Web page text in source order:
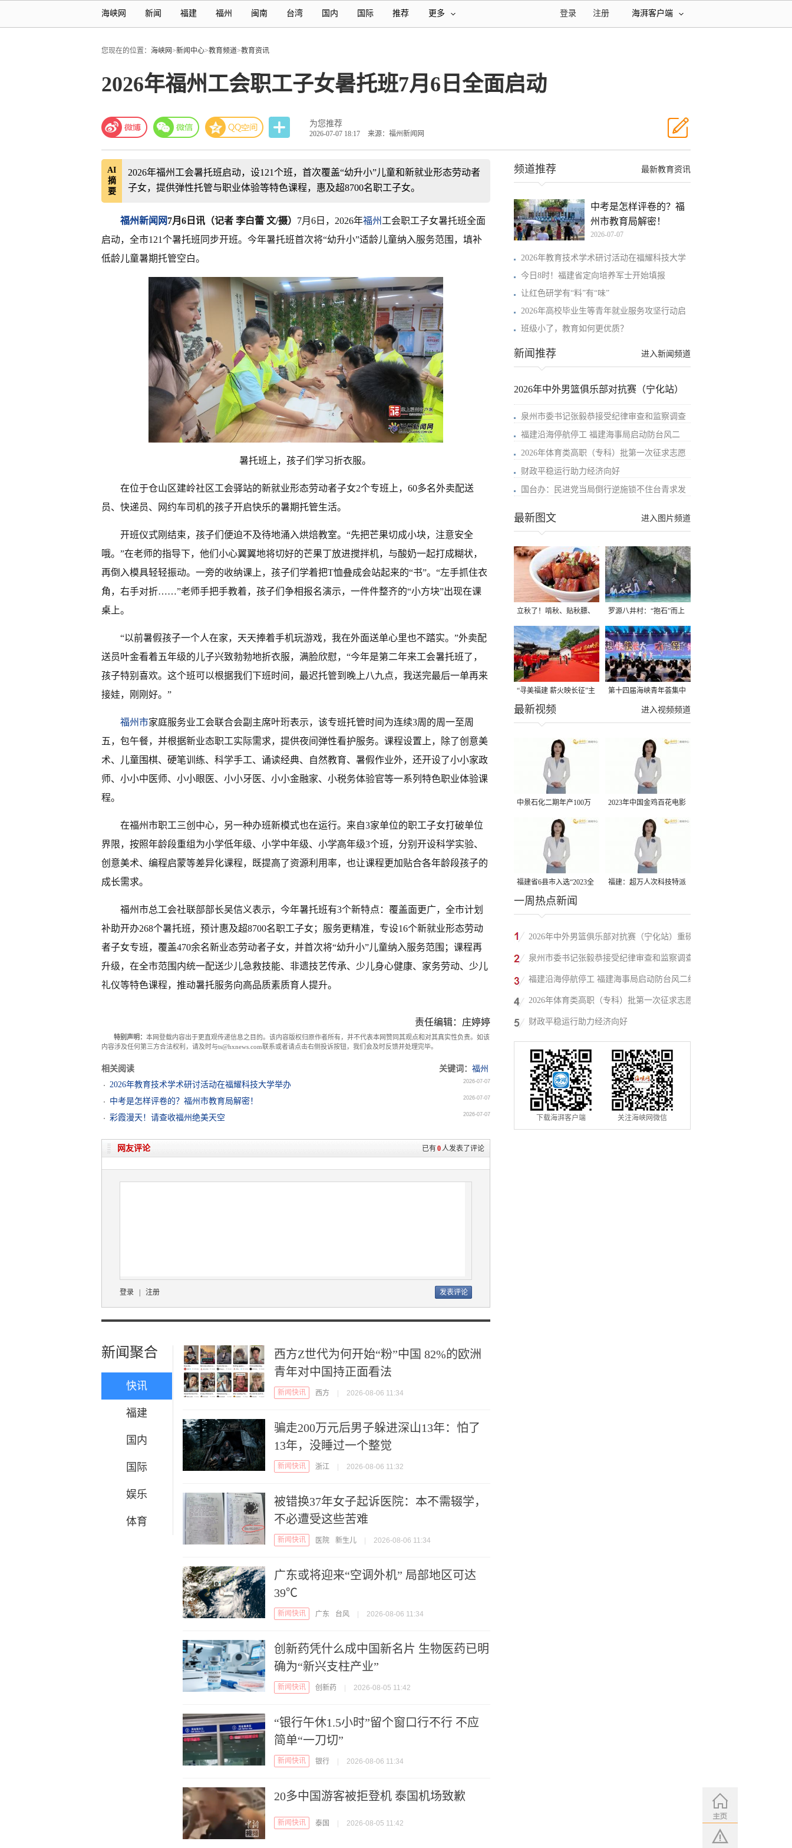
海峡网 新闻 福建 福州 闽南 台湾 国内 国际 推荐 更多 海湃客户端
注册
登录
您现在的位置： 海峡网>新闻中心>教育频道>教育资讯
2026年福州工会职工子女暑托班7月6日全面启动
为您推荐
2026-07-07 18:17 来源：福州新闻网
AI
摘
要
2026年福州工会暑托班启动，设121个班，首次覆盖“幼升小”儿童和新就业形态劳动者
子女，提供弹性托管与职业体验等特色课程，惠及超8700名职工子女。
福州新闻网7月6日讯（记者 李白蕾 文/摄） 7月6日，2026年福州 工会职工子女暑托班全面
启动，全市121个暑托班同步开班。今年暑托班首次将“幼升小”适龄儿童纳入服务范围，填补
低龄儿童暑期托管空白。
暑托班上，孩子们学习折衣服。
在位于仓山区建岭社区工会驿站的新就业形态劳动者子女2个专班上，60多名外卖配送
员、快递员、网约车司机的孩子开启快乐的暑期托管生活。
开班仪式刚结束，孩子们便迫不及待地涌入烘焙教室。“先把芒果切成小块，注意安全
哦。”在老师的指导下，他们小心翼翼地将切好的芒果丁放进搅拌机，与酸奶一起打成糊状，
再倒入模具轻轻振动。一旁的收纳课上，孩子们学着把T恤叠成会站起来的“书”。“左手抓住衣
角，右手对折……”老师手把手教着，孩子们争相报名演示，一件件整齐的“小方块”出现在课
桌上。
“以前暑假孩子一个人在家，天天捧着手机玩游戏，我在外面送单心里也不踏实。”外卖配
送员叶金看着五年级的儿子兴致勃勃地折衣服，满脸欣慰，“今年是第二年来工会暑托班了，
孩子特别喜欢。这个班可以根据我们下班时间，最迟托管到晚上八九点，我送完最后一单再来
接娃，刚刚好。”
福州市家庭服务业工会联合会副主席叶珩表示，该专班托管时间为连续3周的周一至周
五，包午餐，并根据新业态职工实际需求，提供夜间弹性看护服务。课程设置上，除了创意美
术、儿童围棋、硬笔训练、科学手工、诵读经典、自然教育、暑假作业外，还开设了小小家政
师、小小中医师、小小眼医、小小牙医、小小金融家、小税务体验官等一系列特色职业体验课
程。
在福州市职工三创中心，另一种办班新模式也在运行。来自3家单位的职工子女打破单位
界限，按照年龄段重组为小学低年级、小学中年级、小学高年级3个班，分别开设科学实验、
创意美术、编程启蒙等差异化课程，既提高了资源利用率，也让课程更加贴合各年龄段孩子的
成长需求。
福州市总工会社联部部长吴信义表示，今年暑托班有3个新特点：覆盖面更广，全市计划
补助开办268个暑托班，预计惠及超8700名职工子女；服务更精准，专设16个新就业形态劳动
者子女专班，覆盖470余名新业态劳动者子女，并首次将“幼升小”儿童纳入服务范围；课程再
升级，在全市范围内统一配送少儿急救技能、非遗技艺传承、少儿身心健康、家务劳动、少儿
礼仪等特色课程，推动暑托服务向高品质素质育人提升。
责任编辑：庄婷婷
特别声明： 本网登载内容出于更直观传递信息之目的。该内容版权归原作者所有，并不代表本网赞同其观点和对其真实性负责。如该
内容涉及任何第三方合法权利，请及时与ts@hxnews.com联系或者请点击右侧投诉按钮，我们会及时反馈并处理完毕。
相关阅读 关键词： 福州
2026年教育技术学术研讨活动在福耀科技大学举办
2026-07-07
中考是怎样评卷的？福州市教育局解密！ 2026-07-07
彩霞漫天！请查收福州绝美天空 2026-07-07
已有0人发表了评论
网友评论
登录 注册
新闻聚合
快讯
福建
国内
国际
娱乐
体育
西方Z世代为何开始“粉”中国 82%的欧洲
青年对中国持正面看法
新闻快讯 西方 2026-08-06 11:34
骗走200万元后男子躲进深山13年：怕了
13年，没睡过一个整觉
新闻快讯 浙江 2026-08-06 11:32
被错换37年女子起诉医院：本不需辍学，
不必遭受这些苦难
新闻快讯 医院 新生儿 2026-08-06 11:34
广东或将迎来“空调外机” 局部地区可达
39℃
新闻快讯 广东 台风 2026-08-06 11:34
创新药凭什么成中国新名片 生物医药已明
确为“新兴支柱产业”
新闻快讯 创新药 2026-08-05 11:42
“银行午休1.5小时”留个窗口行不行 不应
简单“一刀切”
新闻快讯 银行 2026-08-06 11:34
20多中国游客被拒登机 泰国机场致歉
新闻快讯 泰国 2026-08-05 11:42
最新教育资讯
频道推荐
中考是怎样评卷的？福
州市教育局解密！
2026-07-07
2026年教育技术学术研讨活动在福耀科技大学
今日8时！福建省定向培养军士开始填报
让红色研学有“料”有“味”
2026年高校毕业生等青年就业服务攻坚行动启
班级小了，教育如何更优质？
进入新闻频道
新闻推荐
2026年中外男篮俱乐部对抗赛（宁化站）
泉州市委书记张毅恭接受纪律审查和监察调查
福建沿海停航停工 福建海事局启动防台风二
2026年体育类高职（专科）批第一次征求志愿
财政平稳运行助力经济向好
国台办：民进党当局倒行逆施锁不住台青求发
进入图片频道
最新图文
立秋了！啃秋、贴秋膘、
晒秋，福建人这样过才够
味→
罗源八井村：“抱石”而上
“寻美福建 薪火映长征”主
题活动在龙岩长汀启动
第十四届海峡青年荟集中
阶段活动在福州举行
进入视频频道
最新视频
中景石化二期年产100万
吨丙烷脱氢项目建成中交
2023年中国金鸡百花电影
节有福电影巡展31日启动
福建省6县市入选“2023全
国县域发展潜力百强县”
福建：超万人次科技特派
一周热点新闻
2026年中外男篮俱乐部对抗赛（宁化站）重磅
来袭！抢票通道即将开启→
泉州市委书记张毅恭接受纪律审查和监察调查
福建沿海停航停工 福建海事局启动防台风二级
应急响应
2026年体育类高职（专科）批第一次征求志愿
填报
财政平稳运行助力经济向好
下载海湃客户端 关注海峡网微信